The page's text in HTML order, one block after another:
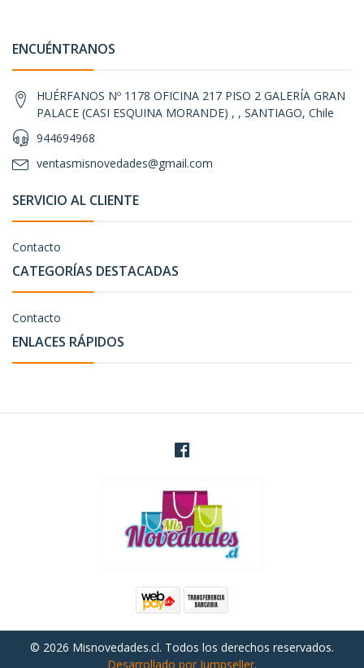
ENCUÉNTRANOS
HUÉRFANOS Nº 1178 OFICINA 217 PISO 2 GALERÍA GRAN
PALACE (CASI ESQUINA MORANDE) , , SANTIAGO, Chile
944694968
ventasmisnovedades@gmail.com
SERVICIO AL CLIENTE
Contacto
CATEGORÍAS DESTACADAS
Contacto
ENLACES RÁPIDOS
© 2026 Misnovedades.cl. Todos los derechos reservados.
Desarrollado por Jumpseller.